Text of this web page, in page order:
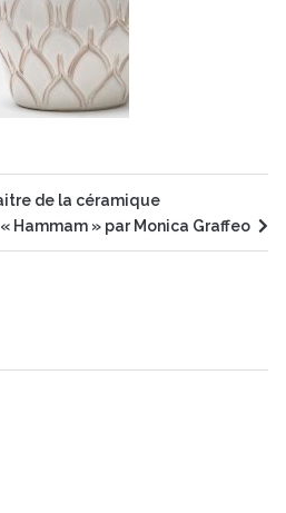
de la céramique
Hammam » par Monica Graffeo